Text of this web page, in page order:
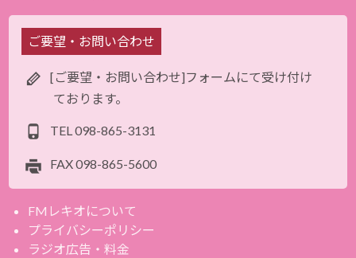
ご要望・お問い合わせ
[ご要望・お問い合わせ]フォームにて受け付け
ております。
TEL 098-865-3131
FAX098-865-5600
FMレキオについて
プライバシーポリシー
ラジオ広告・料金